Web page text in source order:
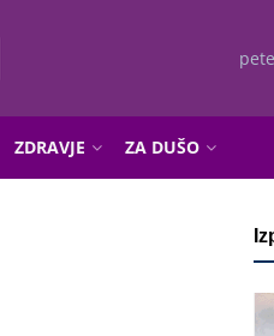
ZDRAVJE ZA DUŠO